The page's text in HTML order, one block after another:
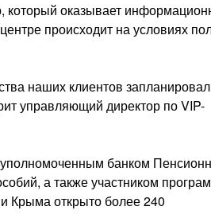
который оказывает
происходит на условиях
наших клиентов
управляющий директор по VIP-
банком
а также участником
Крыма открыто более 240